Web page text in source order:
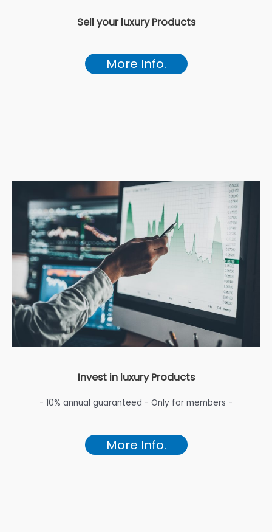
Sell your luxury Products
More Info.
Invest in luxury Products
- 10% annual guaranteed - Only for members -
More Info.